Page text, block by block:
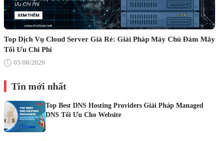
Top Dịch Vụ Cloud Server Giá Rẻ: Giải Pháp Máy Chủ Đám Mây
Tối Ưu Chi Phí
05/08/2026
Tin mới nhất
Top Best DNS Hosting Providers Giải Pháp Managed
DNS Tối Ưu Cho Website